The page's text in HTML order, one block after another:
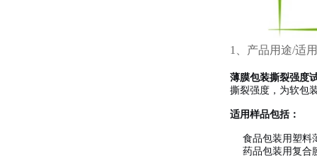
1、产品用途/适
薄膜包装撕裂强度
撕裂强度，为软包
适用样品包括：
食品包装用塑料
药品包装用复合